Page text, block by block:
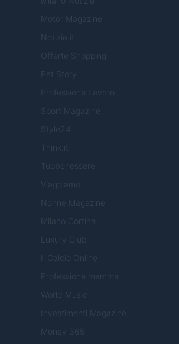
Motor Magazine
Notizie.it
Offerte Shopping
Pet Story
Professione Lavoro
Sport Magazine
Style24
Think.it
Tuobenessere
Viaggiamo
Nonne Magazine
Milano Cortina
Luxury Club
Il Calcio Online
Professione mamma
World Music
Investimenti Magazine
Money 365